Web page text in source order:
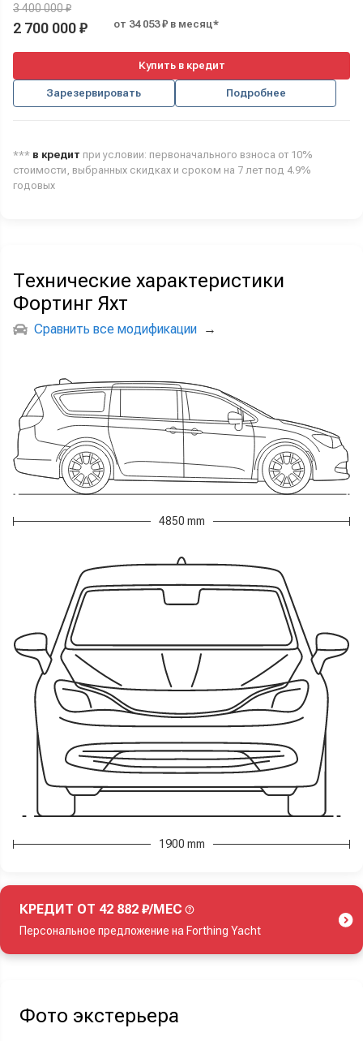
3 400 000 ₽
2 700 000 ₽ от 34 053 ₽ в месяц*
Купить в кредит
Зарезервировать Подробнее
*** в кредит при условии: первоначального взноса от 10%
стоимости, выбранных скидках и сроком на 7 лет под 4.9%
годовых
Технические характеристики
Фортинг Яхт
Сравнить все модификации →
4850 mm
1900 mm
КРЕДИТ ОТ 42 882 ₽/МЕС
Персональное предложение на Forthing Yacht
Фото экстерьера